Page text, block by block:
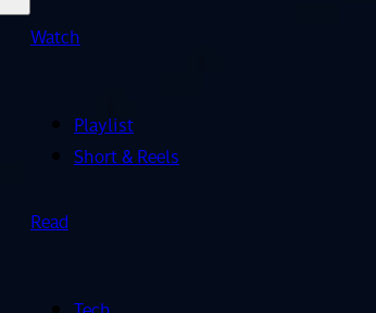
Watch
Playlist
Short & Reels
Read